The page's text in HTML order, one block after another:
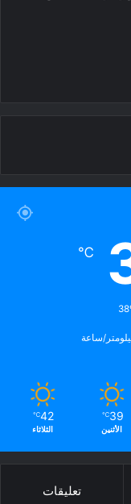
℃
39
℃
الأثنين
42
℃
الثلاثاء
تعليقات